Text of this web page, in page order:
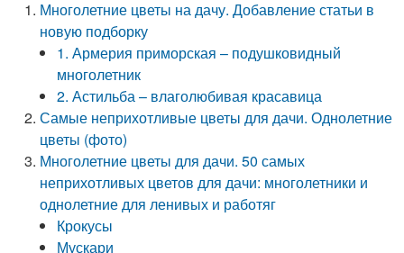
Многолетние цветы на дачу. Добавление статьи в
новую подборку
1. Армерия приморская – подушковидный
многолетник
2. Астильба – влаголюбивая красавица
Самые неприхотливые цветы для дачи. Однолетние
цветы (фото)
Многолетние цветы для дачи. 50 самых
неприхотливых цветов для дачи: многолетники и
однолетние для ленивых и работяг
Крокусы
Мускари